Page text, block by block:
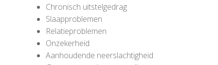
Chronisch uitstelgedrag
Slaapproblemen
Relatieproblemen
Onzekerheid
Aanhoudende neerslachtigheid